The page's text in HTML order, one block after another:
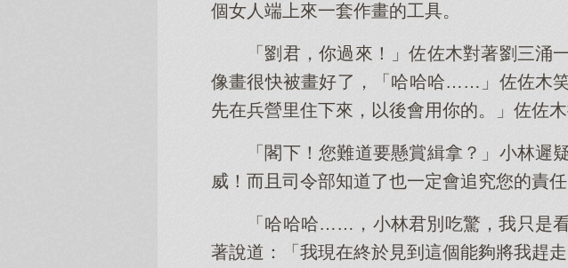
個女人端上來一套作畫的工具。
「劉君，你過來！」佐佐木對著劉三
像畫很快被畫好了，「哈哈哈……」佐佐木
先在兵營里住下來，以後會用你的。」佐佐
「閣下！您難道要懸賞緝拿？」小林
威！而且司令部知道了也一定會追究您的責任
「哈哈哈……，小林君別吃驚，我只是
著說道：「我現在終於見到這個能夠將我趕走